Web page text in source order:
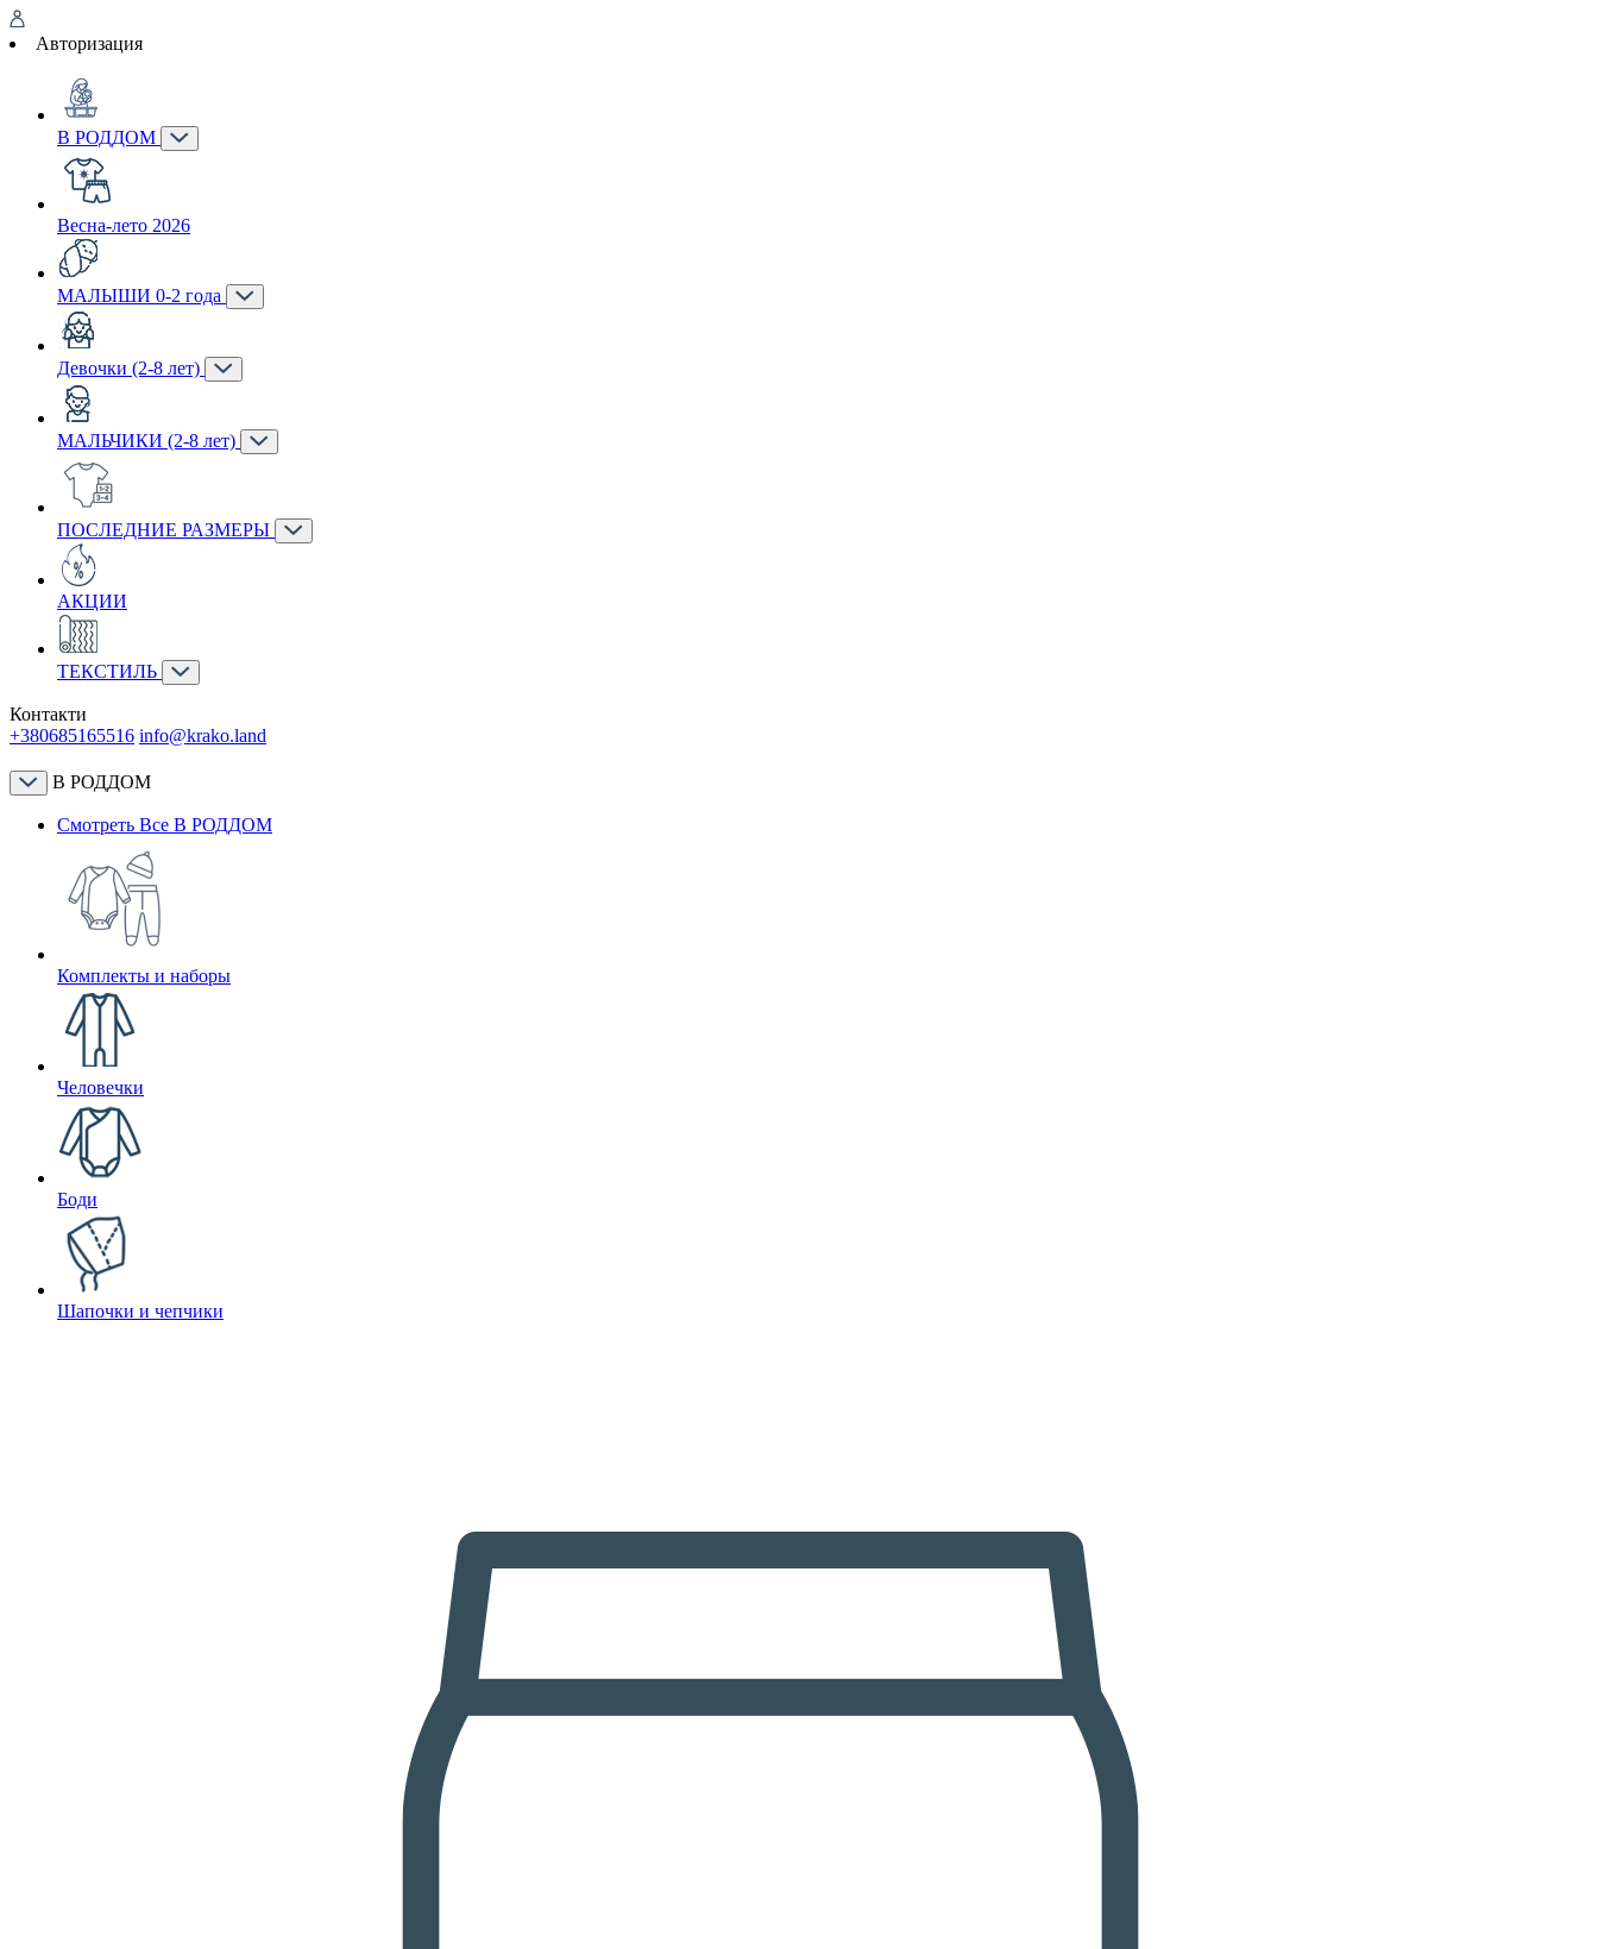
Авторизация
В РОДДОМ
Весна-лето 2026
МАЛЫШИ 0-2 года
Девочки (2-8 лет)
МАЛЬЧИКИ (2-8 лет)
ПОСЛЕДНИЕ РАЗМЕРЫ
АКЦИИ
ТЕКСТИЛЬ
Контакти
+380685165516 info@krako.land
В РОДДОМ
Смотреть Все В РОДДОМ
Комплекты и наборы
Человечки
Боди
Шапочки и чепчики